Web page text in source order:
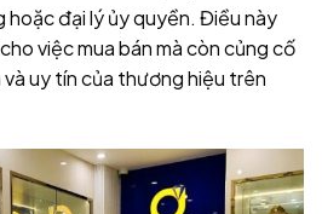
hoặc đại lý ủy quyền. Điều này
việc mua bán mà còn củng cố
uy tín của thương hiệu trên